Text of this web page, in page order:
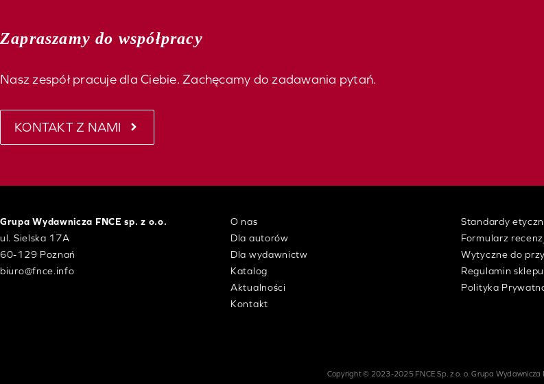
Zapraszamy do współpracy
Nasz zespół pracuje dla Ciebie. Zachęcamy do zadawania pytań.
KONTAKT Z NAMI
Grupa Wydawnicza FNCE sp. z o.o.
ul. Sielska 17A
60-129 Poznań
biuro@fnce.info
O nas
Dla autorów
Dla wydawnictw
Katalog
Aktualności
Kontakt
Standardy
Formularz
Wytyczne do
Regulamin
Polityka
Copyright © 2023-2025 FNCE Sp. z o. o. Grupa Wydawnicza